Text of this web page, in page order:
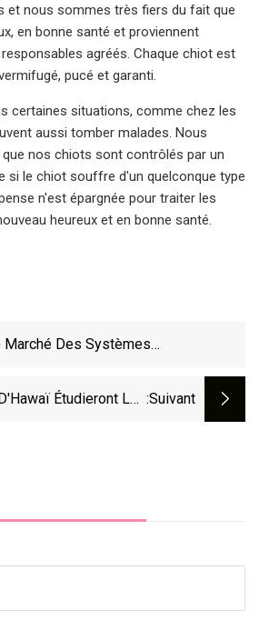
et nous sommes très fiers du fait que
en bonne santé et proviennent
agréés. Chaque chiot est
pucé et garanti.
certaines situations, comme chez les
aussi tomber malades. Nous
nos chiots sont contrôlés par un
si le chiot souffre d'un quelconque type
n'est épargnée pour traiter les
heureux et en bonne santé.
Marché Des Systèmes
Devrait Dépasser 49,7
De Dollars D’ici 2030, Selon Un
Étudieront Les :suivant